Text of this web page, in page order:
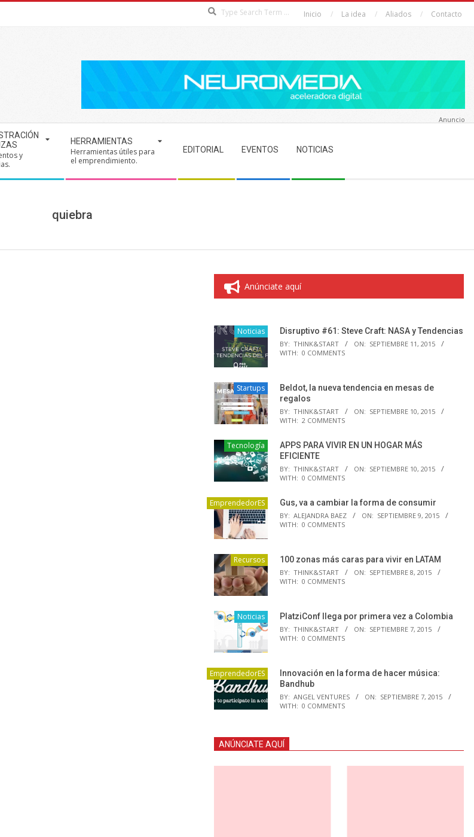
Inicio La idea Aliados Contacto
y
HERRAMIENTAS
Herramientas útiles para
el emprendimiento.
EDITORIAL EVENTOS NOTICIAS
Anuncio
quiebra
Anúnciate aquí
Noticias Disruptivo #61: Steve Craft: NASA y Tendencias
BY: THINK&START ON: SEPTIEMBRE 11, 2015
WITH: 0 COMMENTS
Startups
Beldot, la nueva tendencia en mesas de
regalos
BY: THINK&START ON: SEPTIEMBRE 10, 2015
WITH: 2 COMMENTS
Tecnología
APPS PARA VIVIR EN UN HOGAR MÁS
EFICIENTE
BY: THINK&START ON: SEPTIEMBRE 10, 2015
WITH: 0 COMMENTS
EmprendedorES Gus, va a cambiar la forma de consumir
BY: ALEJANDRA BAEZ ON: SEPTIEMBRE 9, 2015
WITH: 0 COMMENTS
Recursos 100 zonas más caras para vivir en LATAM
BY: THINK&START ON: SEPTIEMBRE 8, 2015
WITH: 0 COMMENTS
Noticias PlatziConf llega por primera vez a Colombia
BY: THINK&START ON: SEPTIEMBRE 7, 2015
WITH: 0 COMMENTS
EmprendedorES
Innovación en la forma de hacer música:
Bandhub
BY: ANGEL VENTURES ON: SEPTIEMBRE 7, 2015
WITH: 0 COMMENTS
ANÚNCIATE AQUÍ